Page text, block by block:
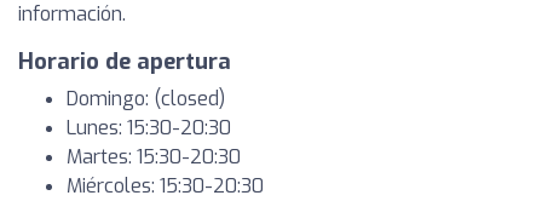
información.
Horario de apertura
Domingo: (closed)
Lunes: 15:30-20:30
Martes: 15:30-20:30
Miércoles: 15:30-20:30